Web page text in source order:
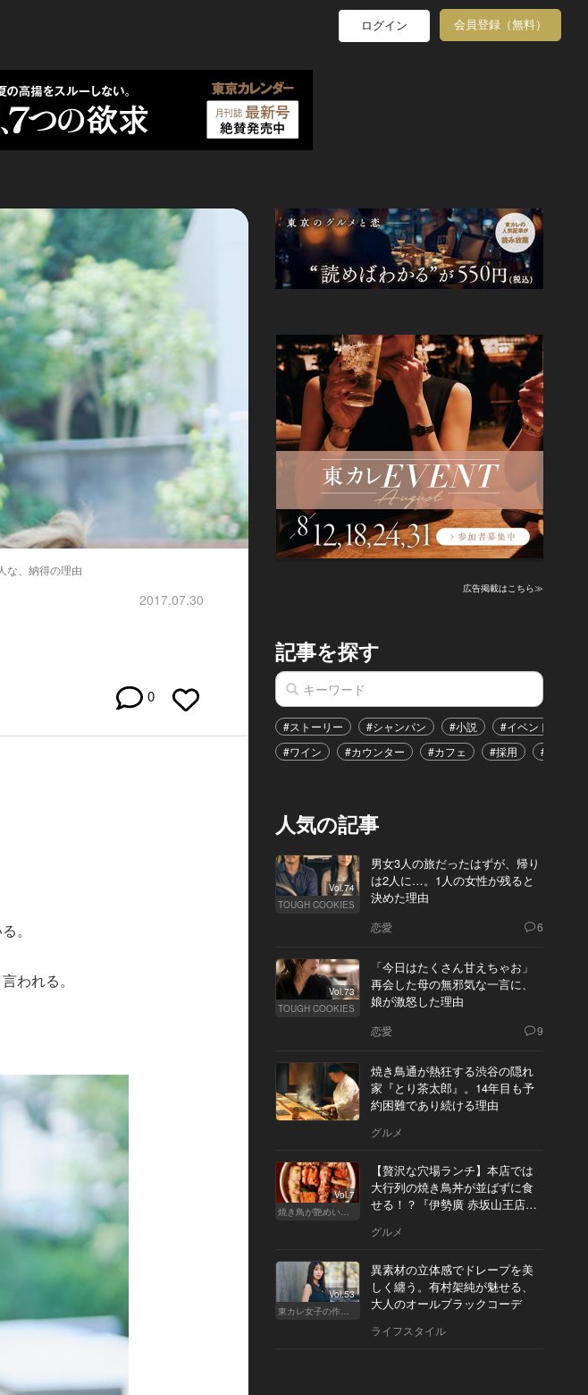
報 ログイン 会員登録（無料）
な、納得の理由
2017.07.30
0
。
われる。
広告掲載はこちら≫
記事を探す
#ストーリー #シャンパン #小説 #イベント
#ワイン
#カウンター #カフェ #採用 #恋愛
人気の記事
Vol.74
TOUGH COOKIES
男女3人の旅だったはずが、帰り
は2人に…。1人の女性が残ると
決めた理由
恋愛 6
Vol.73
TOUGH COOKIES
「今日はたくさん甘えちゃお」
再会した母の無邪気な一言に、
娘が激怒した理由
恋愛 9
焼き鳥通が熱狂する渋谷の隠れ
家『とり茶太郎』。14年目も予
約困難であり続ける理由
グルメ
Vol.7
焼き鳥が艶めいてきた
【贅沢な穴場ランチ】本店では
大行列の焼き鳥丼が並ばずに食
せる！？『伊勢廣 赤坂山王店』
グルメ
Vol.53
東カレ女子の作り方
異素材の立体感でドレープを美
しく纏う。有村架純が魅せる、
大人のオールブラックコーデ
ライフスタイル